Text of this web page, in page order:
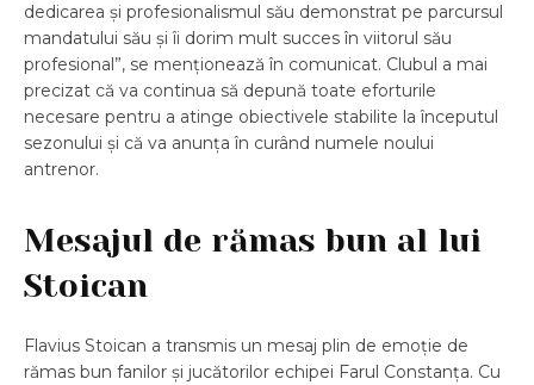
dedicarea și profesionalismul său demonstrat pe parcursul
mandatului său și îi dorim mult succes în viitorul său
profesional”, se menționează în comunicat. Clubul a mai
precizat că va continua să depună toate eforturile
necesare pentru a atinge obiectivele stabilite la începutul
sezonului și că va anunța în curând numele noului
antrenor.
Mesajul de rămas bun al lui
Stoican
Flavius Stoican a transmis un mesaj plin de emoție de
rămas bun fanilor și jucătorilor echipei Farul Constanța. Cu